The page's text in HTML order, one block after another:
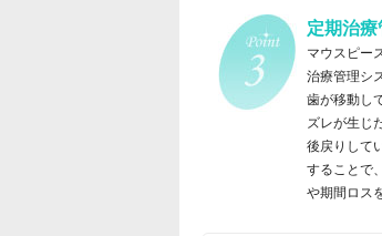
定期治
マウスピー
治療管理シ
歯が移動し
ズレが生じ
後戻りして
することで
や期間ロス